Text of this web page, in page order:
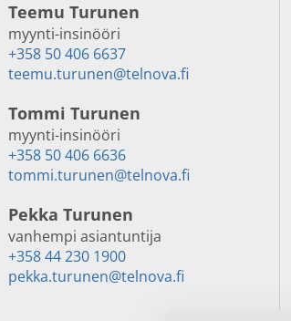
Teemu Turunen
myynti-insinööri
+358 50 406 6637
teemu.turunen@telnova.fi
Tommi Turunen
myynti-insinööri
+358 50 406 6636
tommi.turunen@telnova.fi
Pekka Turunen
vanhempi asiantuntija
+358 44 230 1900
pekka.turunen@telnova.fi